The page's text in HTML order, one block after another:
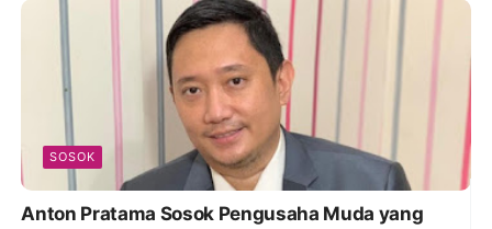
SOSOK
Anton Pratama Sosok Pengusaha Muda yang